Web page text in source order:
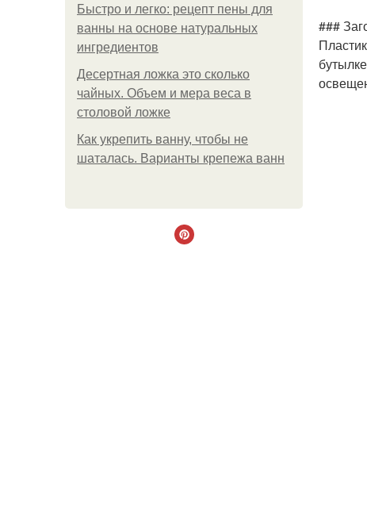
Быстро и легко: рецепт пены для
ванны на основе натуральных
ингредиентов
Десертная ложка это сколько
чайных. Объем и мера веса в
столовой ложке
Как укрепить ванну, чтобы не
шаталась. Варианты крепежа ванн
###